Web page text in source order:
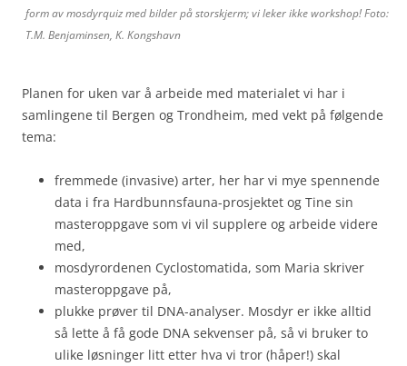
form av mosdyrquiz med bilder på storskjerm; vi leker ikke workshop! Foto:
T.M. Benjaminsen, K. Kongshavn
Planen for uken var å arbeide med materialet vi har i
samlingene til Bergen og Trondheim, med vekt på følgende
tema:
fremmede (invasive) arter, her har vi mye spennende
data i fra Hardbunnsfauna-prosjektet og Tine sin
masteroppgave som vi vil supplere og arbeide videre
med,
mosdyrordenen Cyclostomatida, som Maria skriver
masteroppgave på,
plukke prøver til DNA-analyser. Mosdyr er ikke alltid
så lette å få gode DNA sekvenser på, så vi bruker to
ulike løsninger litt etter hva vi tror (håper!) skal